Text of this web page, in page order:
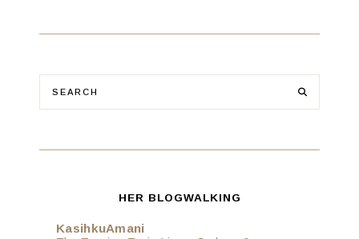
HER BLOGWALKING
KasihkuAmani